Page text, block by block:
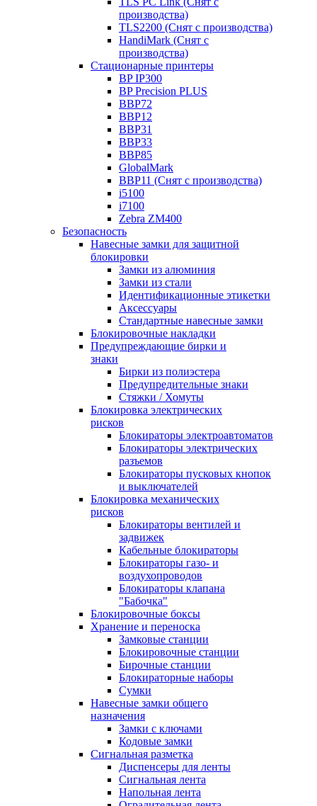
производства)
TLS2200 (Снят с производства)
HandiMark (Снят с
производства)
Стационарные принтеры
BP IP300
BP Precision PLUS
BBP72
BBP12
BBP31
BBP33
BBP85
GlobalMark
BBP11 (Снят с производства)
i5100
i7100
Zebra ZM400
Безопасность
Навесные замки для защитной
блокировки
Замки из алюминия
Замки из стали
Идентификационные этикетки
Аксессуары
Стандартные навесные замки
Блокировочные накладки
Предупреждающие бирки и
знаки
Бирки из полиэстера
Предупредительные знаки
Стяжки / Хомуты
Блокировка электрических
рисков
Блокираторы электроавтоматов
Блокираторы электрических
разъемов
Блокираторы пусковых кнопок
и выключателей
Блокировка механических
рисков
Блокираторы вентилей и
задвижек
Кабельные блокираторы
Блокираторы газо- и
воздухопроводов
Блокираторы клапана
"Бабочка"
Блокировочные боксы
Хранение и переноска
Замковые станции
Блокировочные станции
Бирочные станции
Блокираторные наборы
Сумки
Навесные замки общего
назначения
Замки с ключами
Кодовые замки
Сигнальная разметка
Диспенсеры для ленты
Сигнальная лента
Напольная лента